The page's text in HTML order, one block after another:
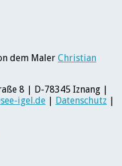
dem Maler Christian
8 | D-78345 Iznang |
igel.de Datenschutz